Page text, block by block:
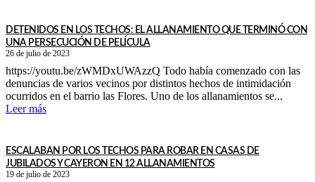
DETENIDOS EN LOS TECHOS: EL ALLANAMIENTO QUE TERMINÓ CON
UNA PERSECUCIÓN DE PELÍCULA
26 de julio de 2023
https://youtu.be/zWMDxUWAzzQ Todo había comenzado con las
denuncias de varios vecinos por distintos hechos de intimidación
ocurridos en el barrio las Flores. Uno de los allanamientos se...
Leer más
ESCALABAN POR LOS TECHOS PARA ROBAR EN CASAS DE
JUBILADOS Y CAYERON EN 12 ALLANAMIENTOS
19 de julio de 2023